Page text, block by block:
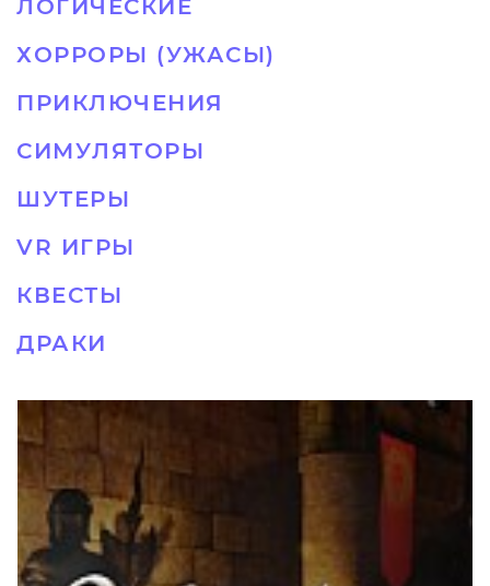
ЛОГИЧЕСКИЕ
ХОРРОРЫ (УЖАСЫ)
ПРИКЛЮЧЕНИЯ
СИМУЛЯТОРЫ
ШУТЕРЫ
VR ИГРЫ
КВЕСТЫ
ДРАКИ